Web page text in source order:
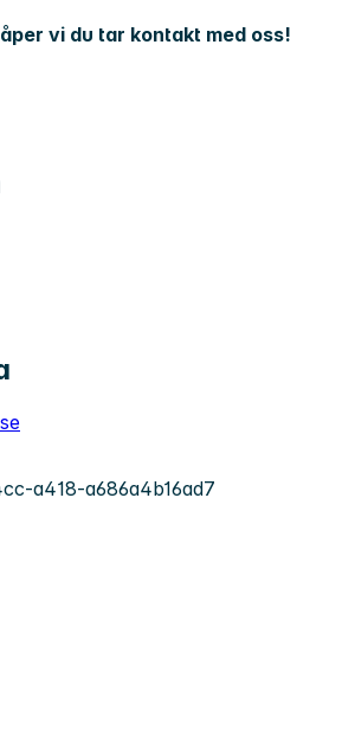
vi du tar kontakt med oss!
a418-a686a4b16ad7